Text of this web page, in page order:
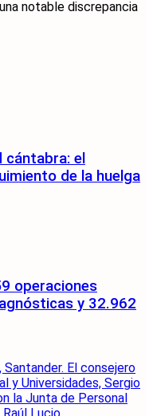
notable discrepancia
cántabra: el
de la huelga
operaciones
y 32.962